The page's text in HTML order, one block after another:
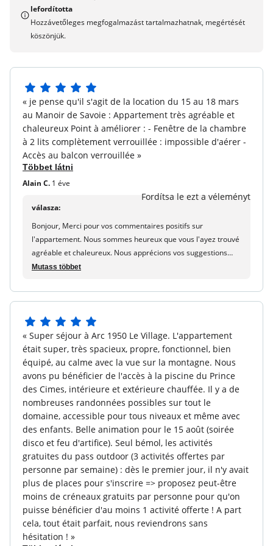
környezetet: Olyan szép! Itt van az élmény, amit
felajánlunk, hogy éljen a Residence Premium Arc 1950 Le
Village. Várjuk Önt!
elérhetetlen.
Forró kádak
Szauna :Igen,
Szolgáltatások és berendezések elérhetők
Babakészlet :Foglalás a szállás: 1 baba összecsukható
ágy, 1 baba szék ( 6 hónap), 1 változó matrac, 1 görgő.
Kérjük, vegye figyelembe: elérhetőség tárgya.
Karbantartó készlet :Tartalmazva - 1 szivacs, 1 mosdó,
1 üveg többcélú termék, 1 liter kézmosó folyékony
termék, több mosogató tabletta.
Igen - ingyenes hozzáférés.
fedezet és párnák.
Törölközők :Tartalmazva - 1 fürdő törülköző, 1
törülköző személyenként, 2 fürdők egy egységenként és
Háztartási maradás vége : Tartalmazva - kivéve a
konyhai területet, az ételeket és a szemetet
Televízió :Tartalom
Elhelyezkedés
Repülőtér közelében :Lyon Saint-Exupéry repülőtér
#LYS (194,9 km), Turin Airport #TRN (100,2 km), Geneva
International Airport Cointrin #GVA (108,6 km)
Közel a kereskedelemhez :Szupermarket, pékség,
sportbolt a faluban.
Egyéb információk
Háziállatok engedélyezve : a vakcinázási útlevél és
kiegészítés bemutatásakor: 15 €/éjszaka/állat (1-6
éjszaka) és 100 €/het/állat. Megjegyzés: Az 1. vagy 2.
lefordította
Hozzávetőleges megfogalmazást tartalmazhatnak, megértését
köszönjük.
5
csillagból
« je pense qu'il s'agit de la location du 15 au 18 mars
au Manoir de Savoie : Appartement très agréable et
chaleureux Point à améliorer : - Fenêtre de la chambre
à 2 lits complètement verrouillée : impossible d'aérer -
Accès au balcon verrouillée »
Többet látni
Alain C. 1 éve
Fordítsa le ezt a véleményt
válasza:
Bonjour, Merci pour vos commentaires positifs sur
l'appartement. Nous sommes heureux que vous l'ayez trouvé
agréable et chaleureux. Nous apprécions vos suggestions
d'amélioration concernant la ventilation et l'accès au balcon.
Romane - maeva.com
Mutass többet
5
csillagból
« Super séjour à Arc 1950 Le Village. L'appartement
était super, très spacieux, propre, fonctionnel, bien
équipé, au calme avec la vue sur la montagne. Nous
avons pu bénéficier de l'accès à la piscine du Prince
des Cimes, intérieure et extérieure chauffée. Il y a de
nombreuses randonnées possibles sur tout le
domaine, accessible pour tous niveaux et même avec
des enfants. Belle animation pour le 15 août (soirée
disco et feu d'artifice). Seul bémol, les activités
gratuites du pass outdoor (3 activités offertes par
personne par semaine) : dès le premier jour, il n'y avait
plus de places pour s'inscrire => proposez peut-être
moins de créneaux gratuits par personne pour qu'on
puisse bénéficier d'au moins 1 activité offerte ! A part
cela, tout était parfait, nous reviendrons sans
hésitation ! »